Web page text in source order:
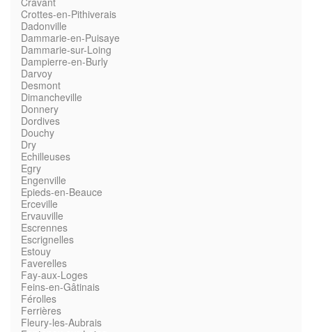
Crottes-en-Pithiverais
Dadonville
Dammarie-en-Puisaye
Dammarie-sur-Loing
Dampierre-en-Burly
Darvoy
Desmont
Dimancheville
Donnery
Dordives
Douchy
Dry
Echilleuses
Egry
Engenville
Epieds-en-Beauce
Erceville
Ervauville
Escrennes
Escrignelles
Estouy
Faverelles
Fay-aux-Loges
Feins-en-Gâtinais
Férolles
Ferrières
Fleury-les-Aubrais